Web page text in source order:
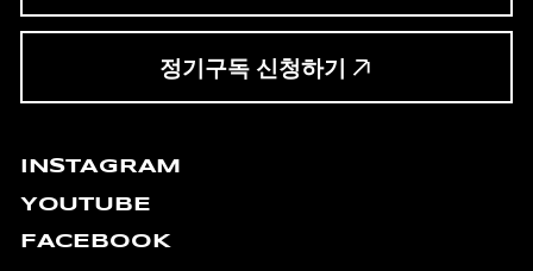
정기구독 신청하기
INSTAGRAM
YOUTUBE
FACEBOOK